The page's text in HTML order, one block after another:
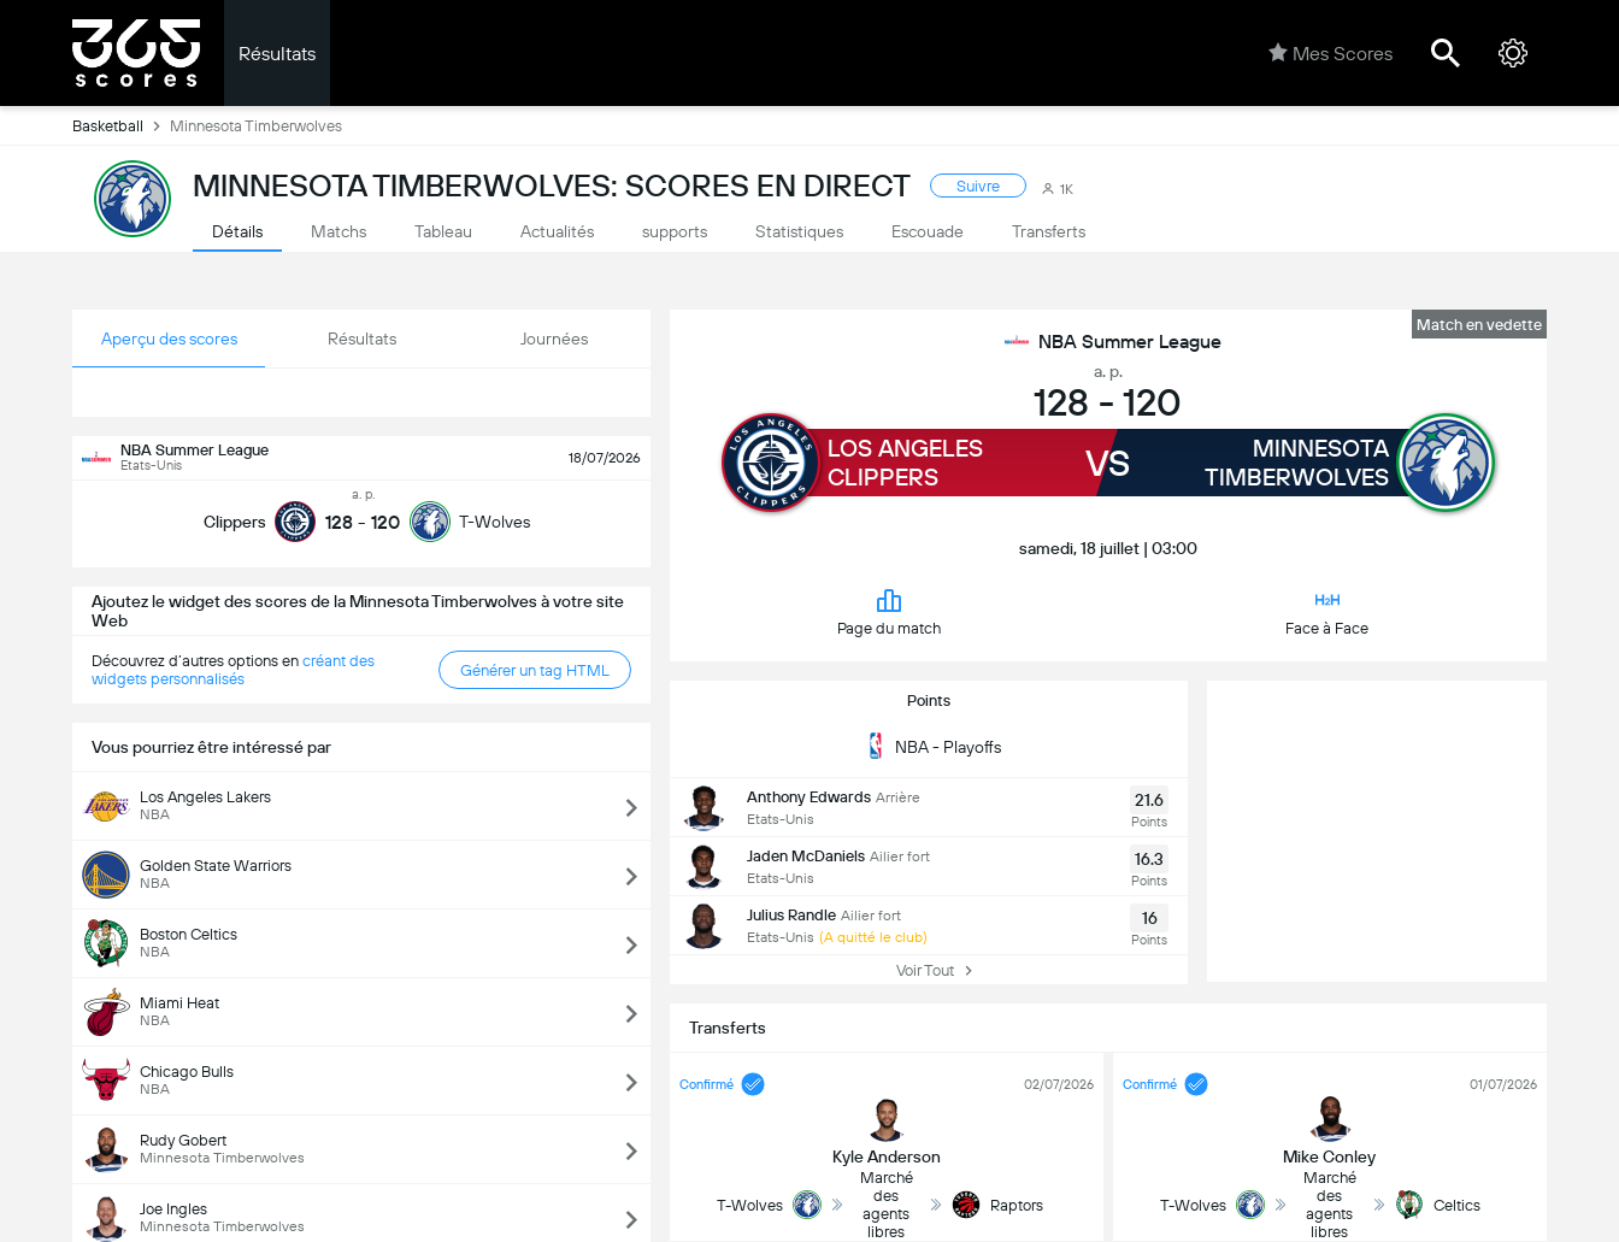
Résultats Mes Scores
Basketball Minnesota Timberwolves
MINNESOTA TIMBERWOLVES: SCORES EN DIRECT Suivre 1K
Détails Matchs Tableau Actualités supports Statistiques Escouade Transferts
Aperçu des scores Résultats Journées
NBA Summer League
Etats-Unis 18/07/2026
Clippers
a. p.
128 - 120 T-Wolves
Ajoutez le widget des scores de la Minnesota Timberwolves à votre site
Web
Découvrez d’autres options en créant des
widgets personnalisés
Générer un tag HTML
Vous pourriez être intéressé par
Los Angeles Lakers
NBA
Golden State Warriors
NBA
Boston Celtics
NBA
Miami Heat
NBA
Chicago Bulls
NBA
Rudy Gobert
Minnesota Timberwolves
Joe Ingles
Minnesota Timberwolves
Match en vedette
NBA Summer League
a. p.
128 - 120
LOS ANGELES
CLIPPERS
VS
MINNESOTA
TIMBERWOLVES
samedi, 18 juillet | 03:00
Page du match Face à Face
Points
NBA - Playoffs
Anthony Edwards Arrière
Etats-Unis
21.6
Points
Jaden McDaniels Ailier fort
Etats-Unis
16.3
Points
Julius Randle Ailier fort
Etats-Unis (A quitté le club)
16
Points
Voir Tout
Transferts
Confirmé
Kyle Anderson
02/07/2026
T-Wolves
Marché
des
agents
libres
Raptors
Confirmé
Mike Conley
01/07/2026
T-Wolves
Marché
des
agents
libres
Celtics